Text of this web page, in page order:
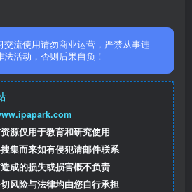
交流使用请勿商业运营，严禁从事违
活动，否则后果自负！
源仅用于教育和研究使用
集而来如有侵犯请邮件联系
成的损失或损害概不负责
风险与法律均由您自行承担